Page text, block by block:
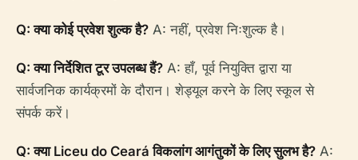
Q: क्या कोई प्रवेश शुल्क है? A: नहीं, प्रवेश निःशुल्क है।
Q: क्या निर्देशित टूर उपलब्ध हैं? A: हाँ, पूर्व नियुक्ति द्वारा या
सार्वजनिक कार्यक्रमों के दौरान। शेड्यूल करने के लिए स्कूल से
संपर्क करें।
Q: क्या Liceu do Ceará विकलांग आगंतुकों के लिए सुलभ है? A: